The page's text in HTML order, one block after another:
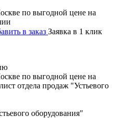
в заказ Заявка в 1 клик
оборудования"